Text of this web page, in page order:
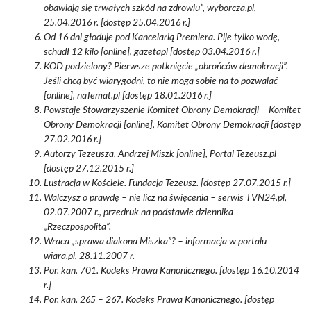
obawiają się trwałych szkód na zdrowiu”, wyborcza.pl,
25.04.2016 r. [dostęp 25.04.2016 r.]
Od 16 dni głoduje pod Kancelarią Premiera. Pije tylko wodę,
schudł 12 kilo [online], gazetapl [dostęp 03.04.2016 r.]
KOD podzielony? Pierwsze potknięcie „obrońców demokracji”.
Jeśli chcą być wiarygodni, to nie mogą sobie na to pozwalać
[online], naTemat.pl [dostęp 18.01.2016 r.]
Powstaje Stowarzyszenie Komitet Obrony Demokracji – Komitet
Obrony Demokracji [online], Komitet Obrony Demokracji [dostęp
27.02.2016 r.]
Autorzy Tezeusza. Andrzej Miszk [online], Portal Tezeusz.pl
[dostęp 27.12.2015 r.]
Lustracja w Kościele. Fundacja Tezeusz. [dostęp 27.07.2015 r.]
Walczysz o prawdę – nie licz na święcenia – serwis TVN24.pl,
02.07.2007 r., przedruk na podstawie dziennika
„Rzeczpospolita”.
Wraca „sprawa diakona Miszka”? – informacja w portalu
wiara.pl, 28.11.2007 r.
Por. kan. 701. Kodeks Prawa Kanonicznego. [dostęp 16.10.2014
r.]
Por. kan. 265 – 267. Kodeks Prawa Kanonicznego. [dostęp